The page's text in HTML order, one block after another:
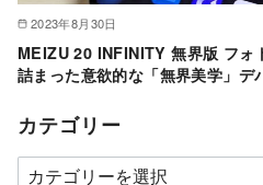
2023年8月30日
MEIZU 20 INFINITY 無界版 フォ
詰まった意欲的な「無界美学」デ
カテゴリー
カ